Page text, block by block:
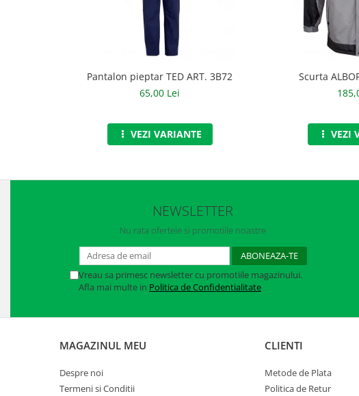
Manusi fibre speciale
Manusi fibre speciale impregnate
Manusi tricot impregnat
Imbracaminte Outdoor
Incaltaminte Outdoor
Pantalon pieptar TED ART. 3B72
65,00 Lei
VEZI VARIANTE
Scurta
VEZI
NEWSLETTER
Nu rata ofertele si promotiile noastre
Vreau sa primesc newsletter cu promotiile magazinului.
Afla mai multe in Politica de Confidentialitate
MAGAZINUL MEU
Despre noi
Termeni si Conditii
CLIENTI
Metode de Plata
Politica de Retur